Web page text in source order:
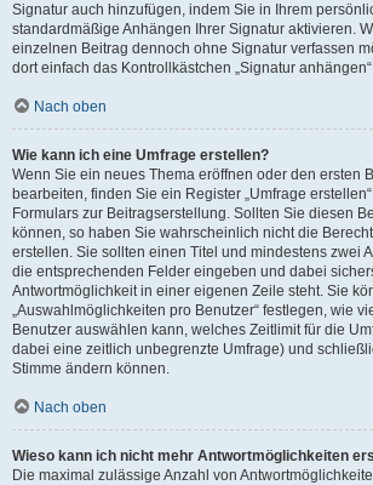
Signatur auch hinzufügen, indem Sie in Ihrem
standardmäßige Anhängen Ihrer Signatur aktivieren.
einzelnen Beitrag dennoch ohne Signatur verfassen
dort einfach das Kontrollkästchen „Signatur
Nach oben
Wie kann ich eine Umfrage erstellen?
Wenn Sie ein neues Thema eröffnen oder den ersten
bearbeiten, finden Sie ein Register „Umfrage
Formulars zur Beitragserstellung. Sollten Sie diesen
können, so haben Sie wahrscheinlich nicht die
erstellen. Sie sollten einen Titel und mindestens zwei
die entsprechenden Felder eingeben und dabei
Antwortmöglichkeit in einer eigenen Zeile steht. Sie
„Auswahlmöglichkeiten pro Benutzer“ festlegen, wie
Benutzer auswählen kann, welches Zeitlimit für die
dabei eine zeitlich unbegrenzte Umfrage) und
Stimme ändern können.
Nach oben
Wieso kann ich nicht mehr Antwortmöglichkeiten
Die maximal zulässige Anzahl von